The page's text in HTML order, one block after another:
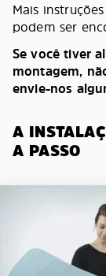
Mais
podem ser
Se você tiver
montagem,
envie-nos
A
A PASSO